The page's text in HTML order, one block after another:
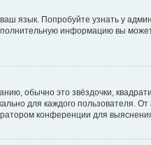
язык. Попробуйте узнать у
информацию вы
обычно это звёздочки,
для каждого пользователя.
конференции для